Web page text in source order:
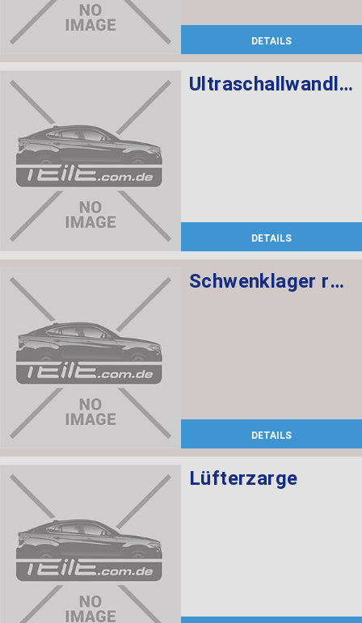
DETAILS
Ultraschallwandler schwarz
DETAILS
Schwenklager rechts
DETAILS
Lüfterzarge